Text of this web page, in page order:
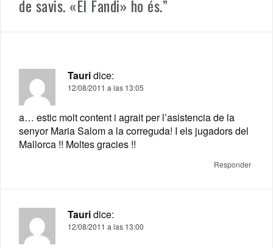
de savis. «El Fandi» ho és.”
Tauridice:
12/08/2011 a las 13:05
a… estic molt content i agrait per l’asistencia de la
senyor Maria Salom a la correguda! I els jugadors del
Mallorca !! Moltes gracies !!
Responder
Tauridice:
12/08/2011 a las 13:00